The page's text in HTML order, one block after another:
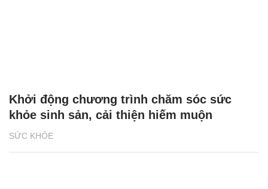
SỨC KHỎE
Khởi động chương trình chăm sóc sức
khỏe sinh sản, cải thiện hiếm muộn